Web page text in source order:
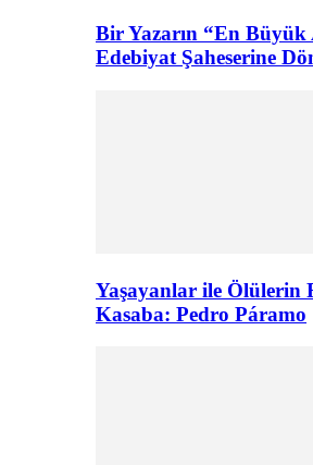
Bir Yazarın “En Büyük
Edebiyat Şaheserine
Yaşayanlar ile Ölülerin
Kasaba: Pedro Páramo